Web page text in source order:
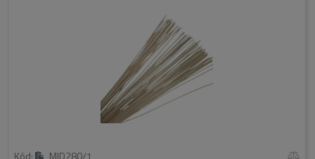
Kód: MID280/1